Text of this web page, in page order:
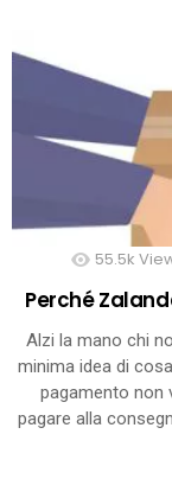
55.5k
Perché
Alzi la mano chi
minima idea di
pagamento non
pagare alla